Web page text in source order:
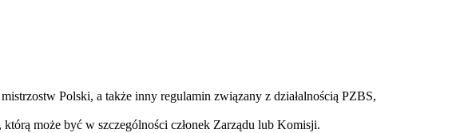
Polski, a także inny regulamin związany z działalnością PZBS,
może być w szczególności członek Zarządu lub Komisji.